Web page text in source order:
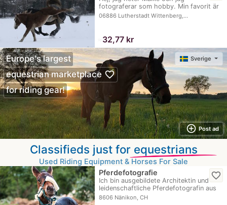
fotograferar som hobby. Min favorit är
hopptävlingar, men…
06886 Lutherstadt Wittenberg,…
32,77 kr
Sverige
Europe's largest
equestrian marketplace favorite_border
for riding gear!
add_circle_outline Post ad
Classifieds just for equestrians
Used Riding Equipment & Horses For Sale
Pferdefotografie
Ich bin ausgebildete Architektin und
leidenschaftliche Pferdefotografin aus
Uster.…
8606 Nänikon, CH
favorite_border